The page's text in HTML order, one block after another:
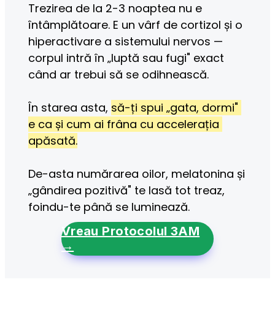
Trezirea de la 2-3 noaptea nu e
întâmplătoare. E un vârf de cortizol și o
hiperactivare a sistemului nervos —
corpul intră în „luptă sau fugi" exact
când ar trebui să se odihnească.
În starea asta, să-ți spui „gata, dormi"
e ca și cum ai frâna cu accelerația
apăsată.
De-asta numărarea oilor, melatonina și
„gândirea pozitivă" te lasă tot treaz,
foindu-te până se luminează.
Vreau Protocolul 3AM
→